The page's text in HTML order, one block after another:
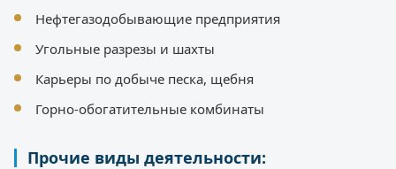
Нефтегазодобывающие предприятия
Угольные разрезы и шахты
Карьеры по добыче песка, щебня
Горно-обогатительные комбинаты
Прочие виды деятельности: